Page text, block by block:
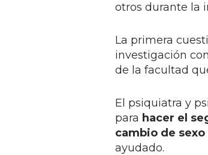
otros durante la
La primera
investigación
de la facultad
El psiquiatra y
para hacer el
cambio de sexo
ayudado.